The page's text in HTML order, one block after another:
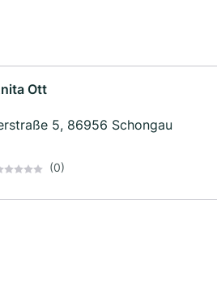
Ott
5, 86956 Schongau
(0)